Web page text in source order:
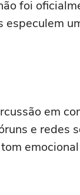
foi
em
e redes